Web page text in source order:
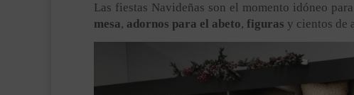
Las fiestas Navideñas son el momento idóneo
mesa, adornos para el abeto, figuras y cientos de